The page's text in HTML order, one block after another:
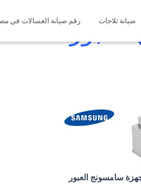
صيانة ثلاجات رقم صيانة الغسالات في مصر
01200373234
سامسونج العبور